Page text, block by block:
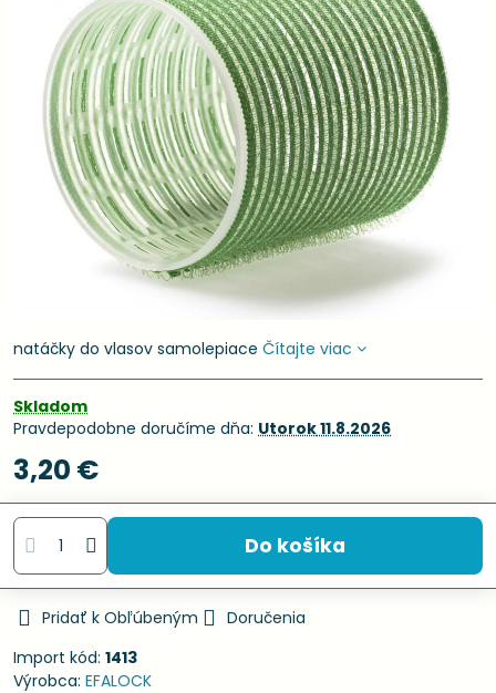
natáčky do vlasov samolepiace Čítajte viac
Skladom
Pravdepodobne doručíme dňa: Utorok11.8.2026
3,20 €
Do košíka
Pridať k Obľúbeným
Doručenia
Import kód: 1413
Výrobca: EFALOCK